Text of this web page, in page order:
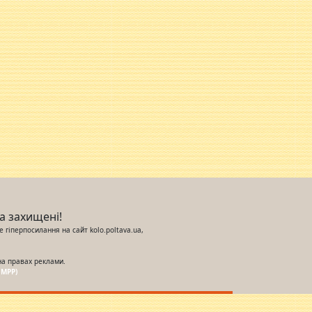
захищені!
гіперпосилання на сайт kolo.poltava.ua,
правах реклами.